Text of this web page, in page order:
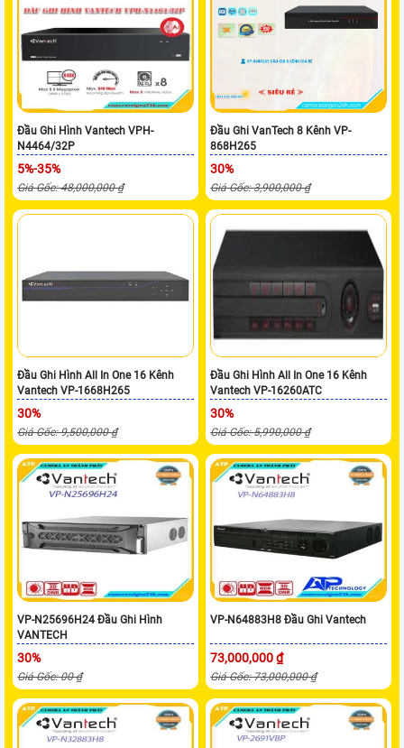
Đầu Ghi Hình Vantech VPH-
N4464/32P
5%-35%
Giá Gốc: 48,000,000 ₫
Đầu Ghi VanTech 8 Kênh VP-
868H265
30%
Giá Gốc: 3,900,000 ₫
Đầu Ghi Hình All In One 16 Kênh
Vantech VP-1668H265
30%
Giá Gốc: 9,500,000 ₫
Đầu Ghi Hình All In One 16 Kênh
Vantech VP-16260ATC
30%
Giá Gốc: 5,990,000 ₫
VP-N25696H24 Đầu Ghi Hình
VANTECH
30%
Giá Gốc: 00 ₫
VP-N64883H8 Đầu Ghi Vantech
73,000,000 ₫
Giá Gốc: 73,000,000 ₫